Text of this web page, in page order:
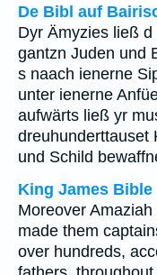
De Bibl auf
Dyr Ämyzies ließ
gantzn Juden und
s naach ienerne
unter ienerne
aufwärts ließ yr
dreuhunderttauset
und Schild
King James Bible
Moreover
made them
over hundreds,